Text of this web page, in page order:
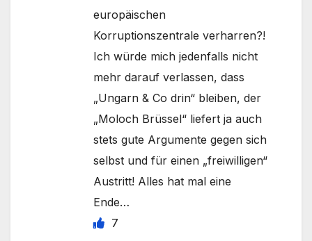
europäischen
Korruptionszentrale verharren?!
Ich würde mich jedenfalls nicht
mehr darauf verlassen, dass
„Ungarn & Co drin“ bleiben, der
„Moloch Brüssel“ liefert ja auch
stets gute Argumente gegen sich
selbst und für einen „freiwilligen“
Austritt! Alles hat mal eine
Ende…
7